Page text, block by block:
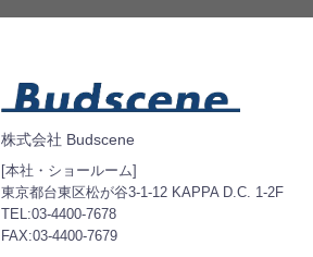
株式会社 Budscene
[本社・ショールーム]
東京都台東区松が谷3-1-12 KAPPA D.C. 1-2F
TEL:03-4400-7678
FAX:03-4400-7679